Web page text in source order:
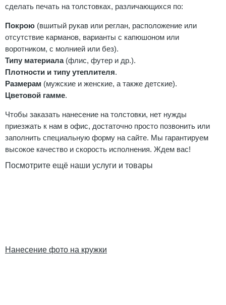
сделать печать на толстовках, различающихся по:
Покрою (вшитый рукав или реглан, расположение или
отсутствие карманов, варианты с капюшоном или
воротником, с молнией или без).
Типу материала(флис, футер и др.).
Плотности и типу утеплителя.
Размерам (мужские и женские, а также детские).
Цветовой гамме.
Чтобы заказать нанесение на толстовки, нет нужды
приезжать к нам в офис, достаточно просто позвонить или
заполнить специальную форму на сайте. Мы гарантируем
высокое качество и скорость исполнения. Ждем вас!
Посмотрите ещё наши услуги и товары
Нанесение фото на кружки